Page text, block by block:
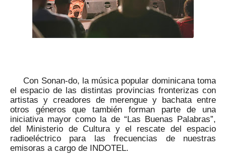
Con Sonan-do, la música popular dominicana toma
el espacio de las distintas provincias fronterizas con
artistas y creadores de merengue y bachata entre
otros géneros que también forman parte de una
iniciativa mayor como la de “Las Buenas Palabras”,
del Ministerio de Cultura y el rescate del espacio
radioeléctrico para las frecuencias de nuestras
emisoras a cargo de INDOTEL.